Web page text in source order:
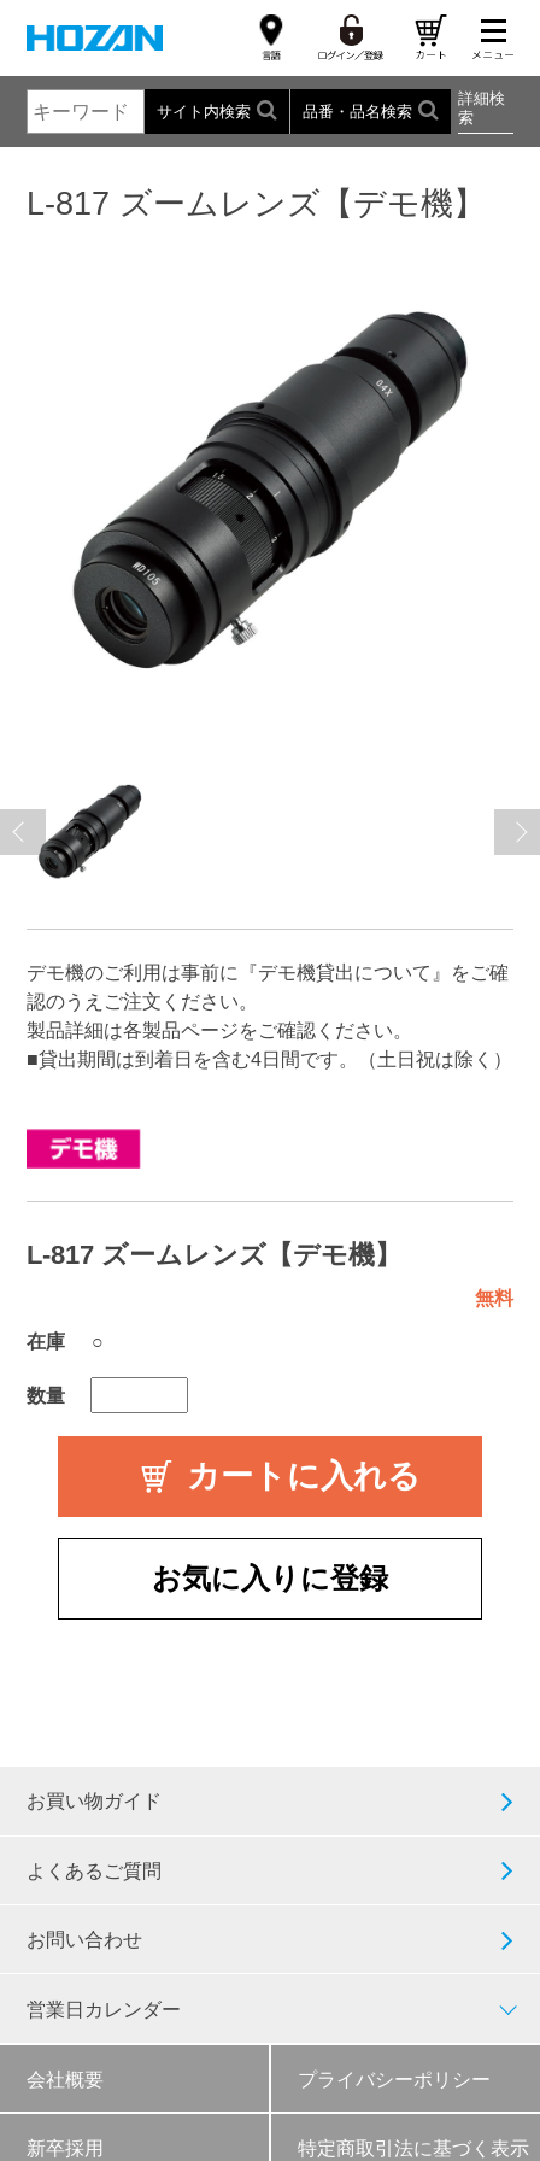
サイト内検索 品番・品名検索
詳細検
索
L-817 ズームレンズ【デモ機】
デモ機のご利用は事前に 『デモ機貸出について』
をご確
認のうえご注文ください。
製品詳細は各製品ページをご確認ください。
■貸出期間は到着日を含む4日間です。（土日祝は除く）
L-817 ズームレンズ【デモ機】
無料
在庫
○
数量
お気に入りに登録
お買い物ガイド
よくあるご質問
お問い合わせ
営業日カレンダー
会社概要 プライバシーポリシー
新卒採用 特定商取引法に基づく表示